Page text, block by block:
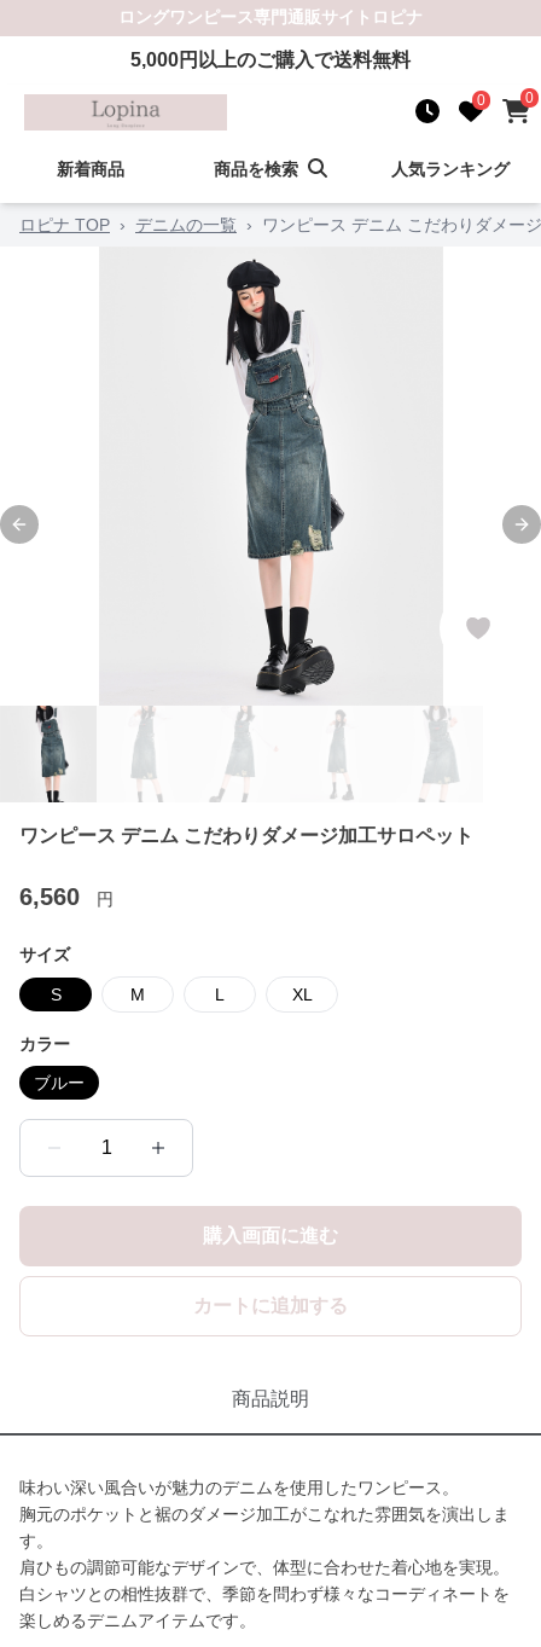
ロングワンピース専門通販サイト ロピナ
5,000円以上のご購入で送料無料
0 0
新着商品 商品を検索 人気ランキング
ロピナ TOP › デニムの一覧 › ワンピース デニム こだわりダメー
Previous slide
ワンピース デニム こだわりダメージ加工サロペット
6,560 円
サイズ
S M L XL
カラー
ブルー
1
購入画面に進む
カートに追加する
商品説明
味わい深い風合いが魅力のデニムを使用したワンピース。
胸元のポケットと裾のダメージ加工がこなれた雰囲気を演出しま
す。
肩ひもの調節可能なデザインで、体型に合わせた着心地を実現。
白シャツとの相性抜群で、季節を問わず様々なコーディネートを
楽しめるデニムアイテムです。